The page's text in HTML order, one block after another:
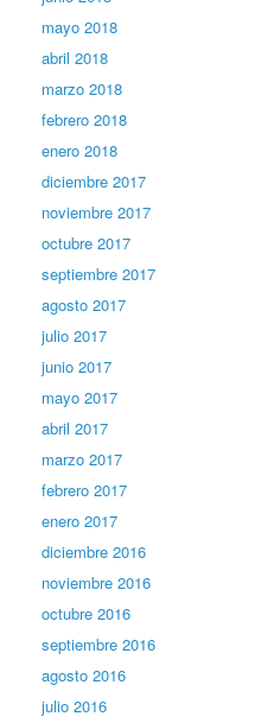
mayo 2018
abril 2018
marzo 2018
febrero 2018
enero 2018
diciembre 2017
noviembre 2017
octubre 2017
septiembre 2017
agosto 2017
julio 2017
junio 2017
mayo 2017
abril 2017
marzo 2017
febrero 2017
enero 2017
diciembre 2016
noviembre 2016
octubre 2016
septiembre 2016
agosto 2016
julio 2016